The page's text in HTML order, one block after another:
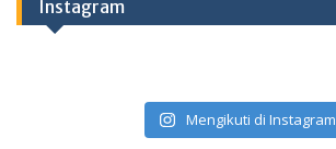
Instagram
Mengikuti di Instagram